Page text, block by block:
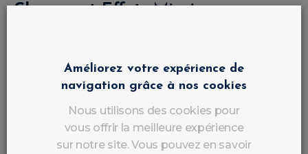
Chrome et Effets Miroir
Préparation
Professionnelle Pour une
Améliorez votre expérience de
navigation grâce à nos cookies
Nous utilisons des cookies pour
vous offrir la meilleure expérience
sur notre site. Vous pouvez en savoir